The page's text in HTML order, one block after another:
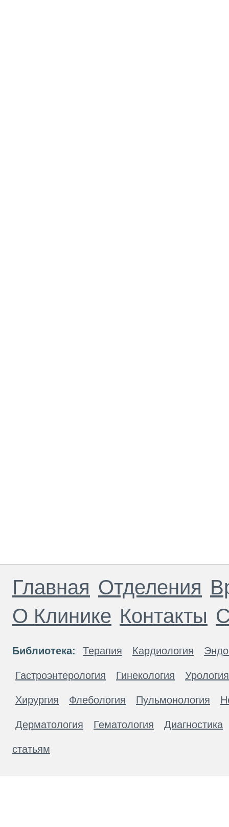
Главная Отделения
О Клинике Контакты
Библиотека: Терапия Кардиология
Гастроэнтерология Гинекология Урология
Хирургия Флебология Пульмонология
Дерматология Гематология Диагностика
статьям